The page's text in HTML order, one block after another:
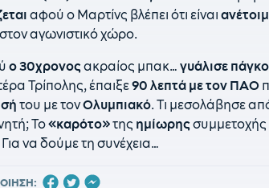
αφού ο Μαρτίνς βλέπει ότι είναι
αγωνιστικό χώρο.
ο 30χρονοςακραίος μπακ… γυάλισε
Τρίπολης, έπαιξε90 λεπτά με τον ΠΑΟ
του με τονΟλυμπιακό. Τι μεσολάβησε
Το«καρότο»της ημίωρης
Για να δούμε τη συνέχεια…